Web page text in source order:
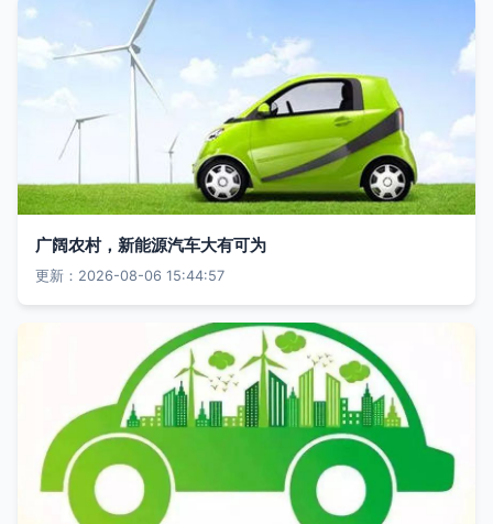
广阔农村，新能源汽车大有可为
更新：2026-08-06 15:44:57